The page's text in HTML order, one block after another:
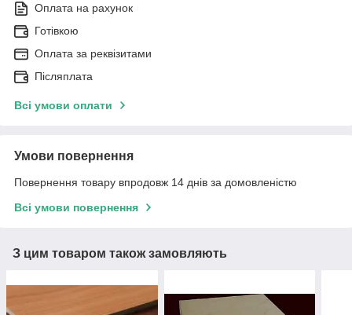
Оплата на рахунок
Готівкою
Оплата за реквізитами
Післяплата
Всі умови оплати
Умови повернення
Повернення товару впродовж 14 днів за домовленістю
Всі умови повернення
З цим товаром також замовляють